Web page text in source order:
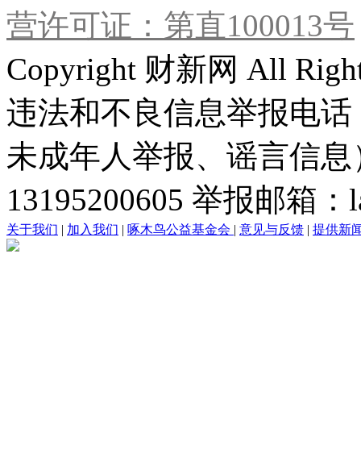
营许可证：第直100013号
Copyright 财新网 All
违法和不良信息举报电
未成年人举报、谣言信
13195200605 举报邮箱
关于我们 | 加入我们 | 啄木鸟公益基金会 | 意见与反馈 | 提供新